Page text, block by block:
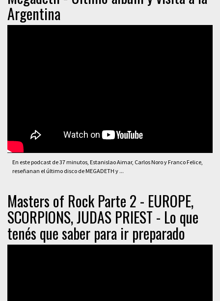
Argentina
En este podcast de 37 minutos, Estanislao Aimar, Carlos Noro y Franco Felice,
reseñanan el último disco de MEGADETH y ...
Masters of Rock Parte 2 - EUROPE,
SCORPIONS, JUDAS PRIEST - Lo que
tenés que saber para ir preparado